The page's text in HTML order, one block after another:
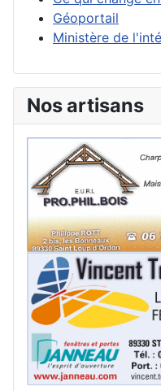
Géoportail
Ministère de
Nos artisans